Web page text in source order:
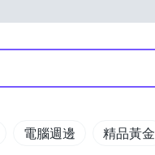
電腦週邊 精品黃金